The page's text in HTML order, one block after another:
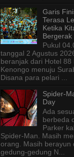
Garis
Terasa
Ketika
Bergerak
Pukul
tanggal 2 Agustus
beranjak dari Hotel 88
Kenongo menuju
Disana para pelari ...
Spider-
Day
Ada
berbeda
Parker
Spider-Man. Masih
orang. Masih berayun
gedung-gedung N...